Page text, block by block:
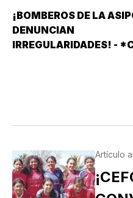
¡BOMBEROS DE LA
DENUNCIAN
IRREGULARIDADES! -
Artículo